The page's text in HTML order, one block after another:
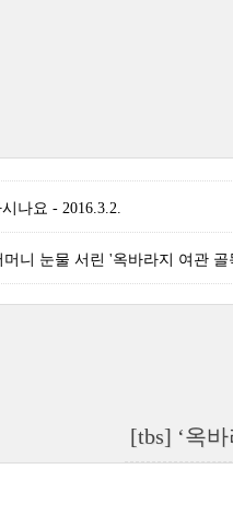
나요 - 2016.3.2.
니 눈물 서린 '옥바라지 여관 골
[tbs] ‘옥